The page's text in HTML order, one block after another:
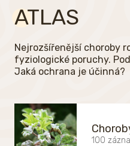
ATLAS
Nejrozšířenější choroby
fyziologické poruchy.
Jaká ochrana je účinná?
100